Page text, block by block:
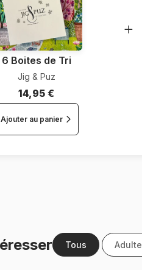
6 Boites de Tri
Jig & Puz
14,95 €
Ajouter au panier
Tous Adulte